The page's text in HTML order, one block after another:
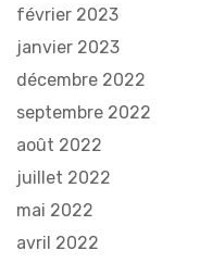
février 2023
janvier 2023
décembre 2022
septembre 2022
août 2022
juillet 2022
mai 2022
avril 2022